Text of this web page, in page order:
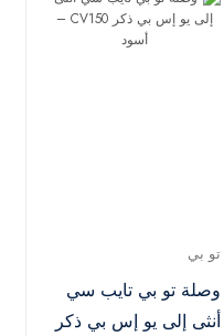
تو بي
وصلة تو بي تايب سي
أنثى إلى يو إس بي ذكر